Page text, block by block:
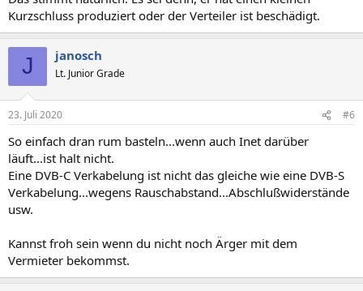
Kurzschluss produziert oder der Verteiler ist beschädigt.
J janosch
Lt. Junior Grade
23. Juli 2020 #6
So einfach dran rum basteln...wenn auch Inet darüber
läuft...ist halt nicht.
Eine DVB-C Verkabelung ist nicht das gleiche wie eine DVB-S
Verkabelung...wegens Rauschabstand...Abschlußwiderstände
usw.
Kannst froh sein wenn du nicht noch Ärger mit dem
Vermieter bekommst.